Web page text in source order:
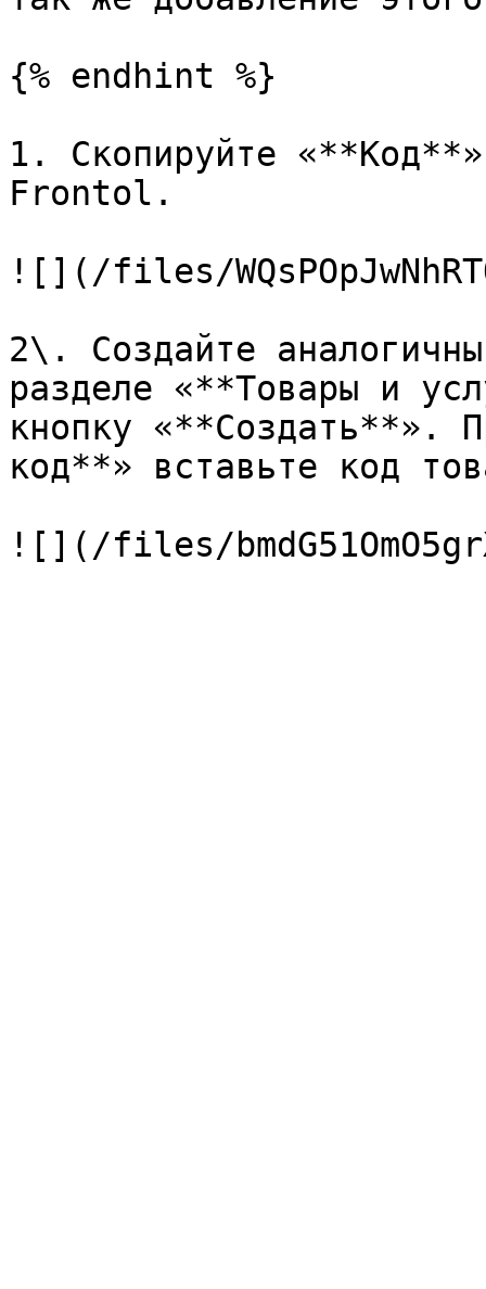
{% endhint %}
1. Скопируйте
Frontol.
![](/files/
2\. Создайте
разделе «**Товары и
кнопку «**Создать**».
код**» вставьте код